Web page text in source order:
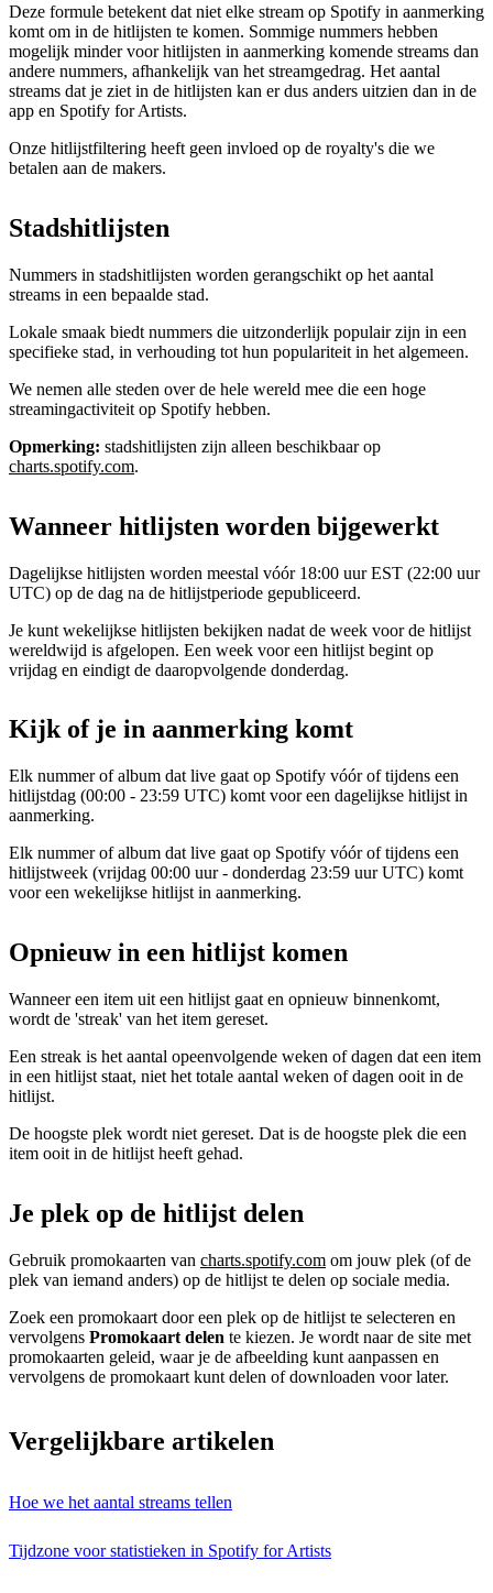
Deze formule betekent dat niet elke stream op Spotify in aanmerking
komt om in de hitlijsten te komen. Sommige nummers hebben
mogelijk minder voor hitlijsten in aanmerking komende streams dan
andere nummers, afhankelijk van het streamgedrag. Het aantal
streams dat je ziet in de hitlijsten kan er dus anders uitzien dan in de
app en Spotify for Artists.
Onze hitlijstfiltering heeft geen invloed op de royalty's die we
betalen aan de makers.
Stadshitlijsten
Nummers in stadshitlijsten worden gerangschikt op het aantal
streams in een bepaalde stad.
Lokale smaak biedt nummers die uitzonderlijk populair zijn in een
specifieke stad, in verhouding tot hun populariteit in het algemeen.
We nemen alle steden over de hele wereld mee die een hoge
streamingactiviteit op Spotify hebben.
Opmerking: stadshitlijsten zijn alleen beschikbaar op
charts.spotify.com.
Wanneer hitlijsten worden bijgewerkt
Dagelijkse hitlijsten worden meestal vóór 18:00 uur EST (22:00 uur
UTC) op de dag na de hitlijstperiode gepubliceerd.
Je kunt wekelijkse hitlijsten bekijken nadat de week voor de hitlijst
wereldwijd is afgelopen. Een week voor een hitlijst begint op
vrijdag en eindigt de daaropvolgende donderdag.
Kijk of je in aanmerking komt
Elk nummer of album dat live gaat op Spotify vóór of tijdens een
hitlijstdag (00:00 - 23:59 UTC) komt voor een dagelijkse hitlijst in
aanmerking.
Elk nummer of album dat live gaat op Spotify vóór of tijdens een
hitlijstweek (vrijdag 00:00 uur - donderdag 23:59 uur UTC) komt
voor een wekelijkse hitlijst in aanmerking.
Opnieuw in een hitlijst komen
Wanneer een item uit een hitlijst gaat en opnieuw binnenkomt,
wordt de 'streak' van het item gereset.
Een streak is het aantal opeenvolgende weken of dagen dat een item
in een hitlijst staat, niet het totale aantal weken of dagen ooit in de
hitlijst.
De hoogste plek wordt niet gereset. Dat is de hoogste plek die een
item ooit in de hitlijst heeft gehad.
Je plek op de hitlijst delen
Gebruik promokaarten van charts.spotify.com om jouw plek (of de
plek van iemand anders) op de hitlijst te delen op sociale media.
Zoek een promokaart door een plek op de hitlijst te selecteren en
vervolgens Promokaart delen te kiezen. Je wordt naar de site met
promokaarten geleid, waar je de afbeelding kunt aanpassen en
vervolgens de promokaart kunt delen of downloaden voor later.
Vergelijkbare artikelen
Hoe we het aantal streams tellen
Tijdzone voor statistieken in Spotify for Artists